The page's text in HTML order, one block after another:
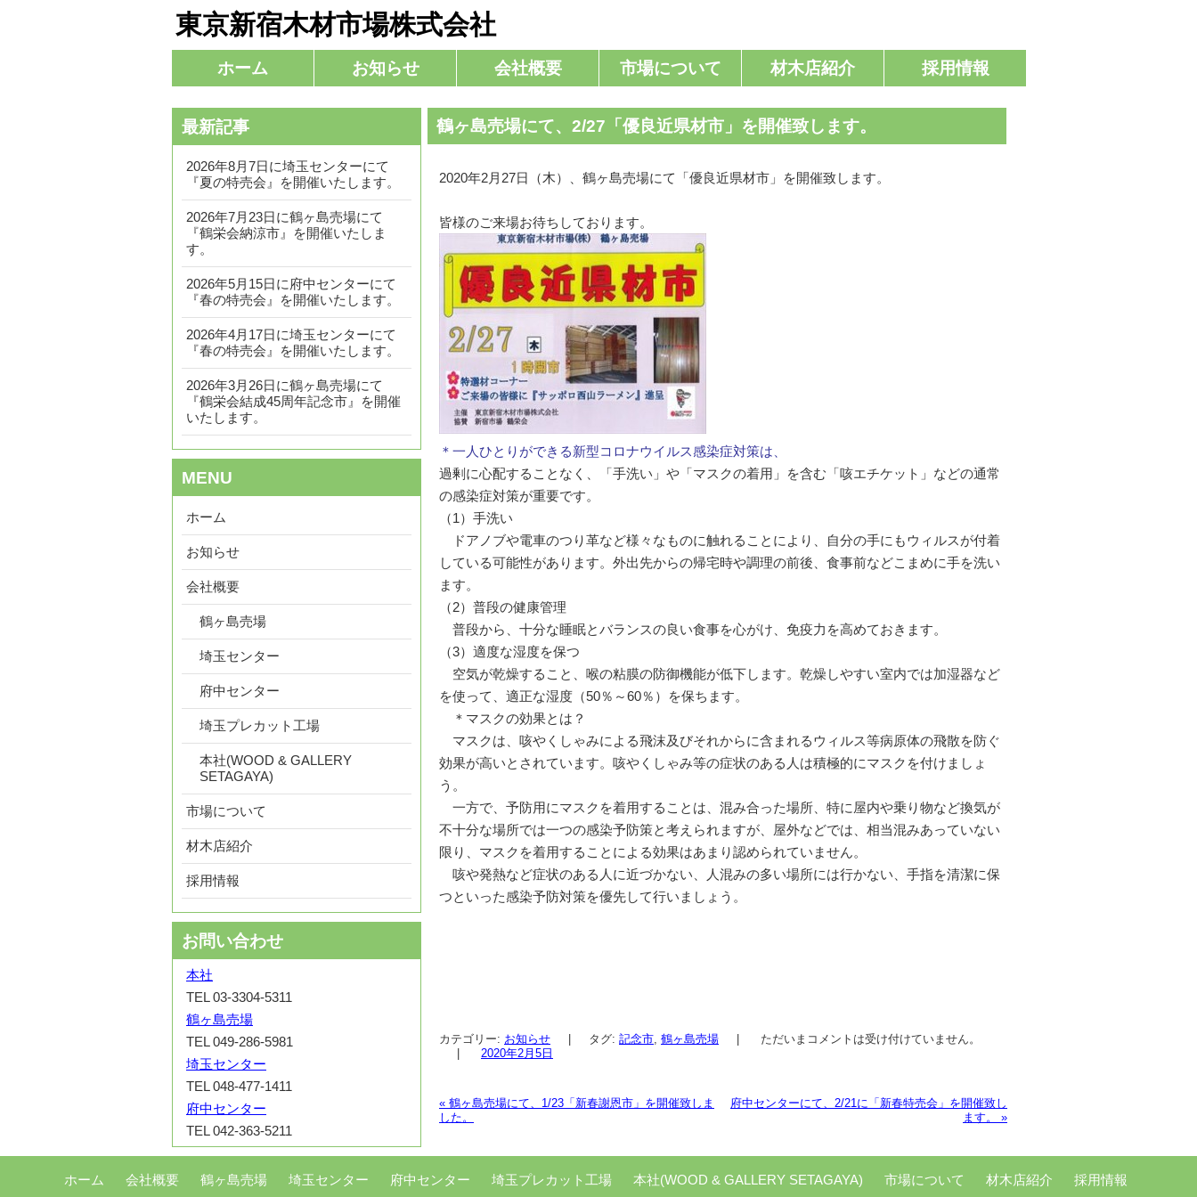
東京新宿木材市場株式会社
メインメニュー
ン
テ
ン
移
動
ホーム お知らせ 会社概要 市場について 材木店紹介 採用情報
鶴ヶ島売場にて、2/27「優良近県材市」を開催致します。
2020年2月27日（木）、鶴ヶ島売場にて「優良近県材市」を開催致します。
皆様のご来場お待ちしております。
＊一人ひとりができる新型コロナウイルス感染症対策は、
過剰に心配することなく、「手洗い」や「マスクの着用」を含む「咳エチケット」などの通常
の感染症対策が重要です。
（1）手洗い
ドアノブや電車のつり革など様々なものに触れることにより、自分の手にもウィルスが付着
している可能性があります。外出先からの帰宅時や調理の前後、食事前などこまめに手を洗い
ます。
（2）普段の健康管理
普段から、十分な睡眠とバランスの良い食事を心がけ、免疫力を高めておきます。
（3）適度な湿度を保つ
空気が乾燥すること、喉の粘膜の防御機能が低下します。乾燥しやすい室内では加湿器など
を使って、適正な湿度（50％～60％）を保ちます。
＊マスクの効果とは？
マスクは、咳やくしゃみによる飛沫及びそれからに含まれるウィルス等病原体の飛散を防ぐ
効果が高いとされています。咳やくしゃみ等の症状のある人は積極的にマスクを付けましょ
う。
一方で、予防用にマスクを着用することは、混み合った場所、特に屋内や乗り物など換気が
不十分な場所では一つの感染予防策と考えられますが、屋外などでは、相当混みあっていない
限り、マスクを着用することによる効果はあまり認められていません。
咳や発熱など症状のある人に近づかない、人混みの多い場所には行かない、手指を清潔に保
つといった感染予防対策を優先して行いましょう。
カテゴリー: お知らせ タグ: 記念市, 鶴ヶ島売場
ただいまコメントは受け付けていません。
2020年2月5日
投稿ナビゲーション
« 鶴ヶ島売場にて、1/23「新春謝恩市」を開催致しま
した。
府中センターにて、2/21に「新春特売会」を開催致し
ます。 »
最新記事
2026年8月7日に埼玉センターにて
『夏の特売会』を開催いたします。
2026年7月23日に鶴ヶ島売場にて
『鶴栄会納涼市』を開催いたしま
す。
2026年5月15日に府中センターにて
『春の特売会』を開催いたします。
2026年4月17日に埼玉センターにて
『春の特売会』を開催いたします。
2026年3月26日に鶴ヶ島売場にて
『鶴栄会結成45周年記念市』を開催
いたします。
MENU
ホーム
お知らせ
会社概要
鶴ヶ島売場
埼玉センター
府中センター
埼玉プレカット工場
本社(WOOD & GALLERY
SETAGAYA)
市場について
材木店紹介
採用情報
お問い合わせ
本社
TEL 03-3304-5311
鶴ヶ島売場
TEL 049-286-5981
埼玉センター
TEL 048-477-1411
府中センター
TEL 042-363-5211
ホーム 会社概要 鶴ヶ島売場 埼玉センター 府中センター 埼玉プレカット工場 本社(WOOD & GALLERY SETAGAYA) 市場について 材木店紹介 採用情報